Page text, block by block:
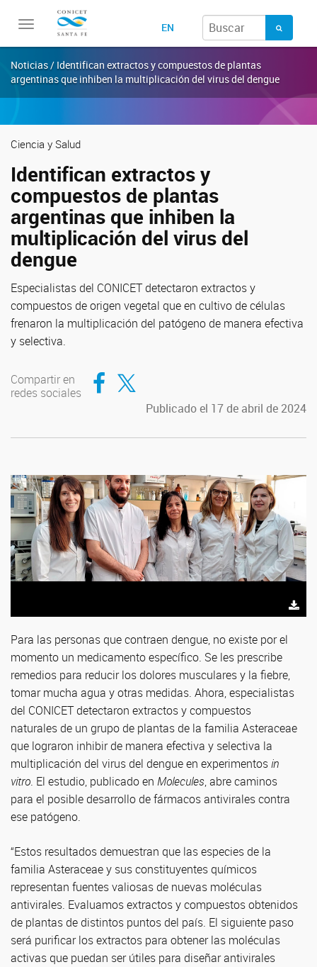
Toggle
EN
Noticias / Identifican extractos y compuestos de plantas
argentinas que inhiben la multiplicación del virus del dengue
Ciencia y Salud
Identifican extractos y
compuestos de plantas
argentinas que inhiben la
multiplicación del virus del
dengue
Especialistas del CONICET detectaron extractos y
compuestos de origen vegetal que en cultivo de células
frenaron la multiplicación del patógeno de manera efectiva
y selectiva.
Compartir en
redes sociales
Compartir en Facebook
Compartir en Twitter
Publicado el 17 de abril de 2024
Para las personas que contraen dengue, no existe por el
momento un medicamento específico. Se les prescribe
remedios para reducir los dolores musculares y la fiebre,
tomar mucha agua y otras medidas. Ahora, especialistas
del CONICET detectaron extractos y compuestos
naturales de un grupo de plantas de la familia Asteraceae
que lograron inhibir de manera efectiva y selectiva la
multiplicación del virus del dengue en experimentosin
vitro. El estudio, publicado en Molecules, abre caminos
para el posible desarrollo de fármacos antivirales contra
ese patógeno.
“Estos resultados demuestran que las especies de la
familia Asteraceae y sus constituyentes químicos
representan fuentes valiosas de nuevas moléculas
antivirales. Evaluamos extractos y compuestos obtenidos
de plantas de distintos puntos del país. El siguiente paso
será purificar los extractos para obtener las moléculas
activas que puedan ser útiles para diseñar antivirales